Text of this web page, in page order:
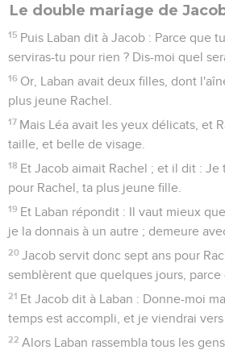
Le double mariage de
15 Puis Laban dit à Jacob : Parce que
serviras-tu pour rien ? Dis-moi quel
16 Or, Laban avait deux filles, dont
plus jeune Rachel.
17 Mais Léa avait les yeux délicats, et
taille, et belle de visage.
18 Et Jacob aimait Rachel ; et il dit : Je
pour Rachel, ta plus jeune fille.
19 Et Laban répondit : Il vaut mieux
je la donnais à un autre ; demeure
20 Jacob servit donc sept ans pour
semblèrent que quelques jours, parce
21 Et Jacob dit à Laban : Donne-moi
temps est accompli, et je viendrai vers
22 Alors Laban rassembla tous les